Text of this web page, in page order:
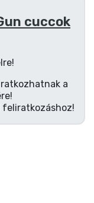
cuccok
a
feliratkozáshoz!